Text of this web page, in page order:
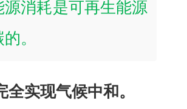
源消耗是可再生能源
。
全实现气候中和。